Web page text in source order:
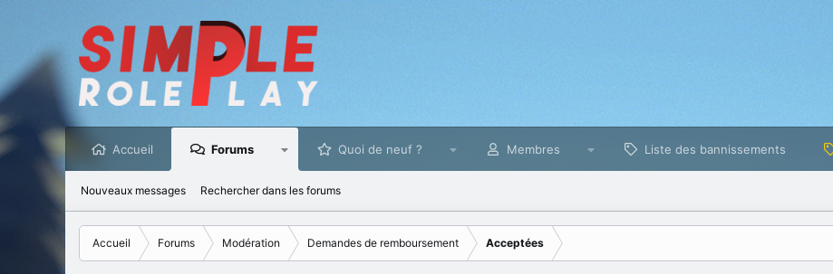
Accueil Forums Quoi de neuf ? Membres Liste des bannissements
Nouveaux messages Rechercher dans les forums
Accueil Forums Modération Demandes de remboursement Acceptées